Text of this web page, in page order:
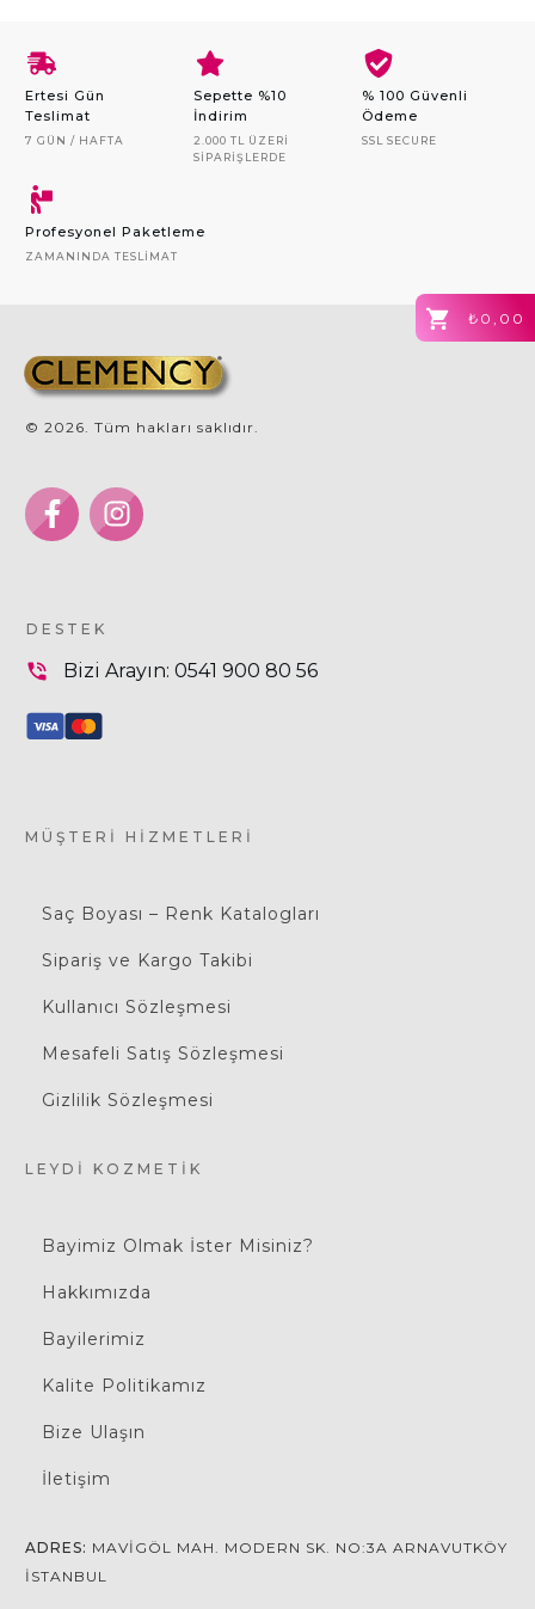
Ertesi Gün
Teslimat
7 GÜN / HAFTA
Sepette %10
İndirim
2.000 TL ÜZERI
SIPARIŞLERDE
% 100 Güvenli
Ödeme
SSL SECURE
Profesyonel Paketleme
ZAMANINDA TESLIMAT
₺0,00
© 2026 . Tüm hakları saklıdır.
DESTEK
Bizi Arayın: 0541 900 80 56
MÜŞTERI HIZMETLERI
Saç Boyası – Renk Katalogları
Sipariş ve Kargo Takibi
Kullanıcı Sözleşmesi
Mesafeli Satış Sözleşmesi
Gizlilik Sözleşmesi
LEYDI KOZMETIK
Bayimiz Olmak İster Misiniz?
Hakkımızda
Bayilerimiz
Kalite Politikamız
Bize Ulaşın
İletişim
ADRES: MAVIGÖL MAH. MODERN SK. NO:3A ARNAVUTKÖY
İSTANBUL